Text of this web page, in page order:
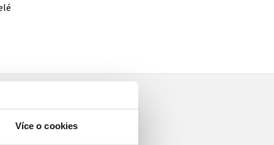
Více o cookies